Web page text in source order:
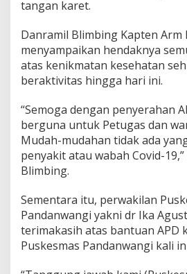
K
e
P
u
s
e
s
m
a
s
tangan karet.
Danramil Blimbing Kapten Arm
menyampaikan hendaknya
atas kenikmatan kesehatan
beraktivitas hingga hari ini.
“Semoga dengan penyerahan
berguna untuk Petugas dan
Mudah-mudahan tidak ada
penyakit atau wabah Covid-
Blimbing.
Sementara itu, perwakilan
Pandanwangi yakni dr Ika
terimakasih atas bantuan APD
Puskesmas Pandanwangi kali